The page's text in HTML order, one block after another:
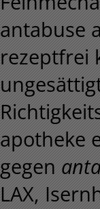
antabuse
rezeptfrei
apotheke
gegen
LAX,